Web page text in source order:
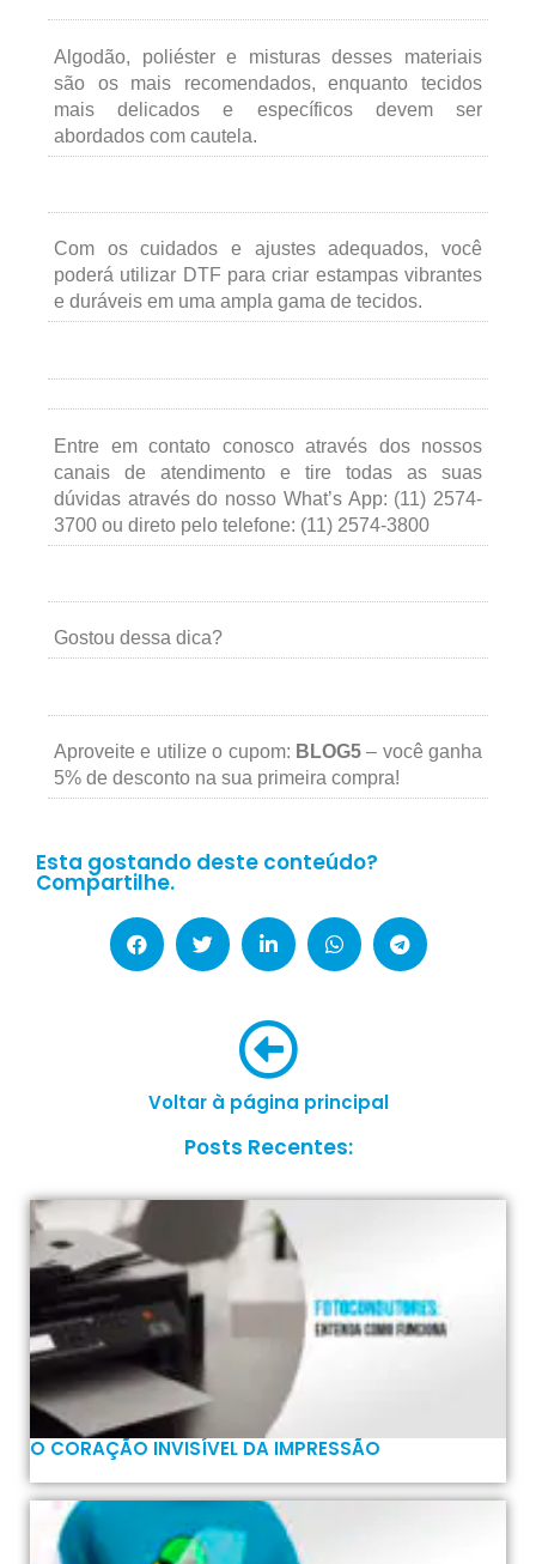
Algodão, poliéster e misturas desses materiais
são os mais recomendados, enquanto tecidos
mais delicados e específicos devem ser
abordados com cautela.
Com os cuidados e ajustes adequados, você
poderá utilizar DTF para criar estampas vibrantes
e duráveis em uma ampla gama de tecidos.
Entre em contato conosco através dos nossos
canais de atendimento e tire todas as suas
dúvidas através do nosso What’s App: (11) 2574-
3700 ou direto pelo telefone: (11) 2574-3800
Gostou dessa dica?
Aproveite e utilize o cupom: BLOG5– você ganha
5% de desconto na sua primeira compra!
Esta gostando deste conteúdo?
Compartilhe.
Voltar à página principal
Posts Recentes:
O CORAÇÃO INVISÍVEL DA IMPRESSÃO